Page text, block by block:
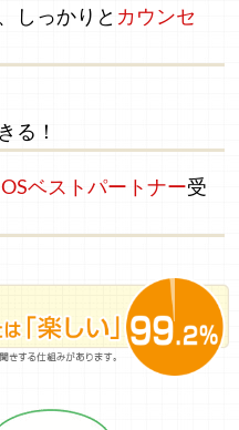
しっかりと カウンセ
る！
ベストパートナー受